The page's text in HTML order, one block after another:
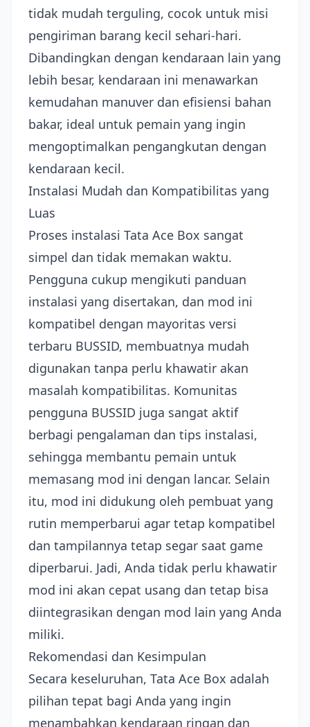
tidak mudah terguling, cocok untuk misi
pengiriman barang kecil sehari-hari.
Dibandingkan dengan kendaraan lain yang
lebih besar, kendaraan ini menawarkan
kemudahan manuver dan efisiensi bahan
bakar, ideal untuk pemain yang ingin
mengoptimalkan pengangkutan dengan
kendaraan kecil.
Instalasi Mudah dan Kompatibilitas yang
Luas
Proses instalasi Tata Ace Box sangat
simpel dan tidak memakan waktu.
Pengguna cukup mengikuti panduan
instalasi yang disertakan, dan mod ini
kompatibel dengan mayoritas versi
terbaru BUSSID, membuatnya mudah
digunakan tanpa perlu khawatir akan
masalah kompatibilitas. Komunitas
pengguna BUSSID juga sangat aktif
berbagi pengalaman dan tips instalasi,
sehingga membantu pemain untuk
memasang mod ini dengan lancar. Selain
itu, mod ini didukung oleh pembuat yang
rutin memperbarui agar tetap kompatibel
dan tampilannya tetap segar saat game
diperbarui. Jadi, Anda tidak perlu khawatir
mod ini akan cepat usang dan tetap bisa
diintegrasikan dengan mod lain yang Anda
miliki.
Rekomendasi dan Kesimpulan
Secara keseluruhan, Tata Ace Box adalah
pilihan tepat bagi Anda yang ingin
menambahkan kendaraan ringan dan